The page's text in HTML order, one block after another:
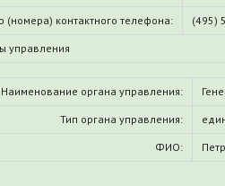
(номера) контактного телефона: (495)
управления
Наименование органа управления:
Тип органа управления:
ФИО: